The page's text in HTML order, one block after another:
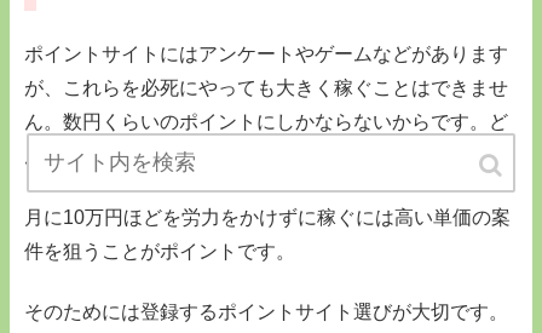
ポイントサイトにはアンケートやゲームなどがあります
が、これらを必死にやっても大きく稼ぐことはできませ
ん。数円くらいのポイントにしかならないからです。ど
んなに頑張っても1日500円くらいでしょうか？
月に10万円ほどを労力をかけずに稼ぐには高い単価の案
件を狙うことがポイントです。
そのためには登録するポイントサイト選びが大切です。